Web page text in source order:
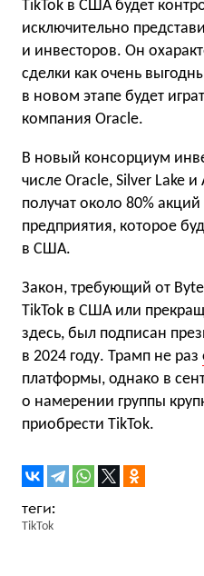
TikTok в США будет
исключительно
и инвесторов. Он
сделки как очень
в новом этапе будет
компания Oracle.
В новый консорциум
числе Oracle, Silver Lake
получат около 80%
предприятия, которое
в США.
Закон, требующий от
TikTok в США или
здесь, был подписан
в 2024 году. Трамп не раз
платформы, однако в
о намерении группы
приобрести TikTok.
TikTok